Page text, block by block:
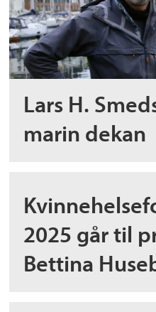
Lars H.
marin dekan
2025 går til
Bettina